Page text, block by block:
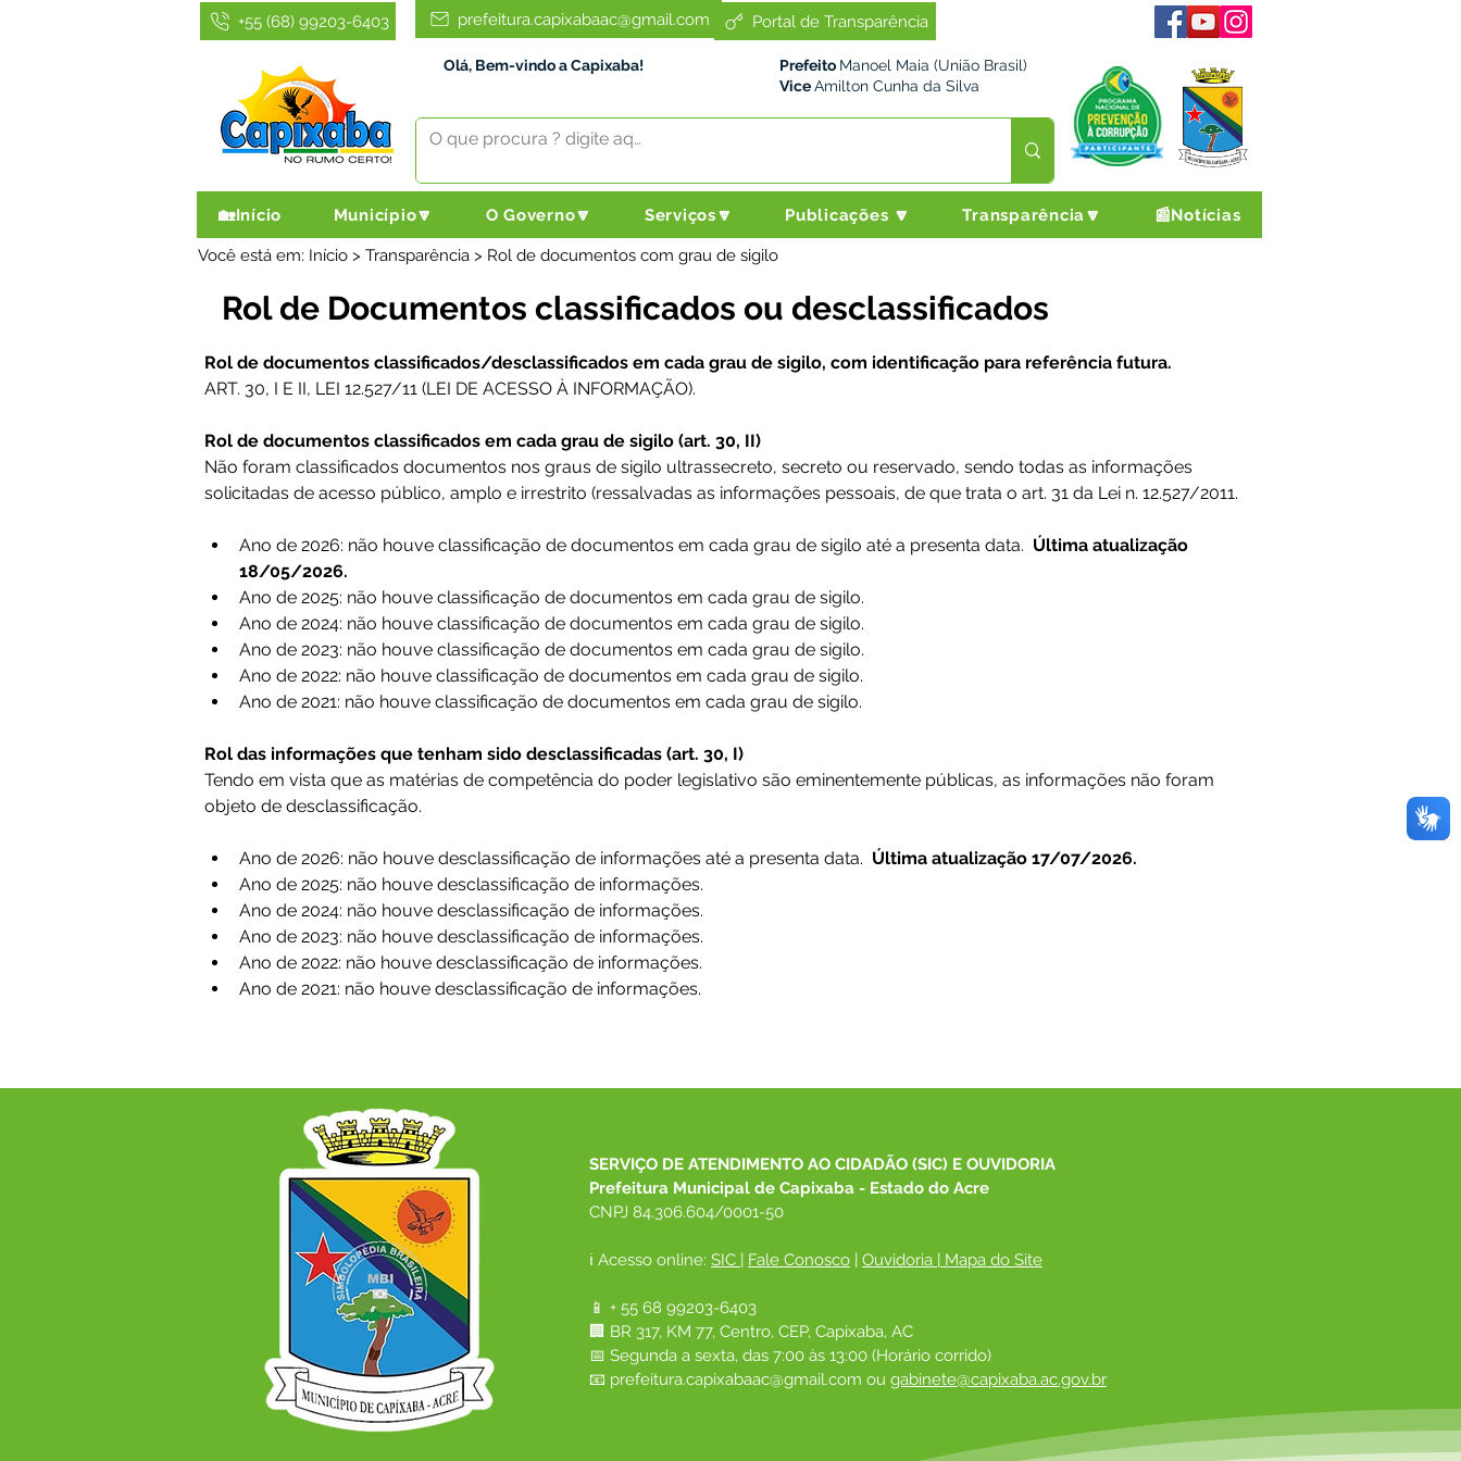
Portal de Transparência
prefeitura.capixabaac@gmail.com
+55 (68) 99203-6403
Olá, Bem-vindo a Capixaba! Prefeito Manoel Maia (União Brasil)
ViceAmilton Cunha da Silva
🏡Início Município🔽 O Governo🔽 Serviços🔽 Publicações 🔽 Transparência🔽 📰Notícias
Você está em: Início > Transparência > Rol de documentos com grau de sigilo
Rol de Documentos classificados ou desclassificados
Rol de documentos classificados/desclassificados em cada grau de sigilo, com identificação para referência futura.
ART. 30, I E II, LEI 12.527/11 (LEI DE ACESSO À INFORMAÇÃO).
Rol de documentos classificados em cada grau de sigilo (art. 30, II)
Não foram classificados documentos nos graus de sigilo ultrassecreto, secreto ou reservado, sendo todas as informações
solicitadas de acesso público, amplo e irrestrito (ressalvadas as informações pessoais, de que trata o art. 31 da Lei n. 12.527/2011.
Ano de 2026: não houve classificação de documentos em cada grau de sigilo até a presenta data. Última atualização
18/05/2026.
Ano de 2025: não houve classificação de documentos em cada grau de sigilo.
Ano de 2024: não houve classificação de documentos em cada grau de sigilo.
Ano de 2023: não houve classificação de documentos em cada grau de sigilo.
Ano de 2022: não houve classificação de documentos em cada grau de sigilo.
Ano de 2021: não houve classificação de documentos em cada grau de sigilo.
Rol das informações que tenham sido desclassificadas (art. 30, I)
Tendo em vista que as matérias de competência do poder legislativo são eminentemente públicas, as informações não foram
objeto de desclassificação.
Ano de 2026: não houve desclassificação de informações até a presenta data. Última atualização 17/07/2026.
Ano de 2025: não houve desclassificação de informações.
Ano de 2024: não houve desclassificação de informações.
Ano de 2023: não houve desclassificação de informações.
Ano de 2022: não houve desclassificação de informações.
Ano de 2021: não houve desclassificação de informações.
SERVIÇO DE ATENDIMENTO AO CIDADÃO (SIC) E OUVIDORIA
Prefeitura Municipal de Capixaba - Estado do Acre
CNPJ 84.306.604/0001-50
ℹ️ Acesso online: SIC | Fale Conosco | Ouvidoria | Mapa do Site
📱 + 55 68 99203-6403
🏢 BR 317, KM 77, Centro, CEP, Capixaba, AC
📅 Segunda a sexta, das 7:00 às 13:00 (Horário corrido)
📧 prefeitura.capixabaac@gmail.com ou gabinete@capixaba.ac.gov.br